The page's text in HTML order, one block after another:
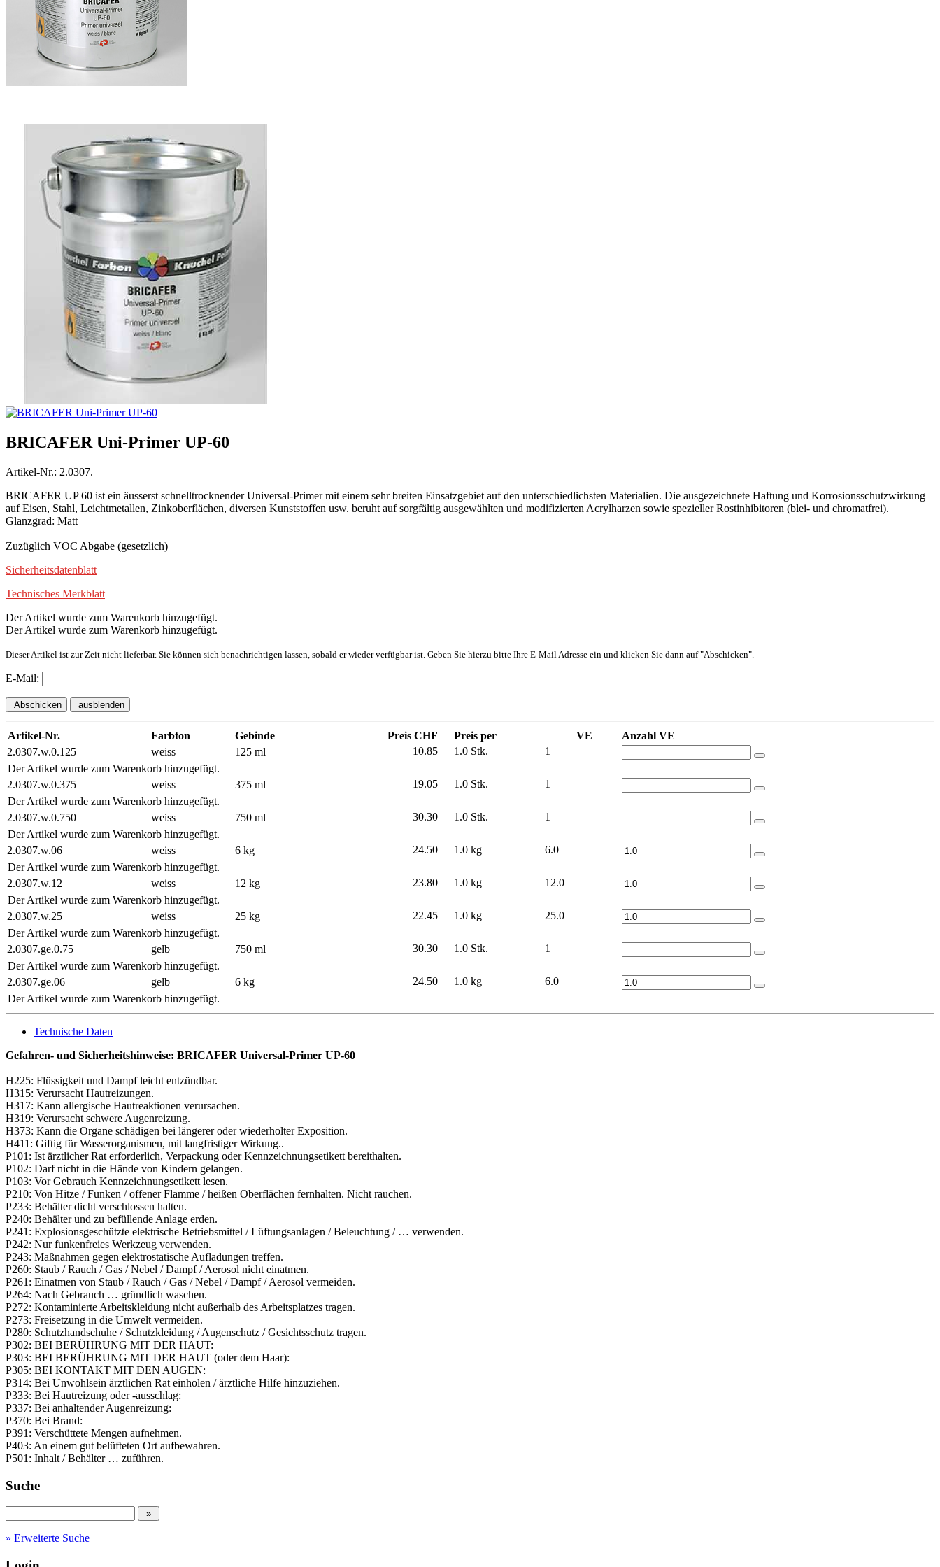
BRICAFER Uni-Primer UP-60
Artikel-Nr.: 2.0307.
BRICAFER UP 60 ist ein äusserst schnelltrocknender Universal-Primer mit einem sehr breiten Einsatzgebiet auf den unterschiedlichsten Materialien. Die ausgezeichnete Haftung und Korrosionsschutzwirkung
auf Eisen, Stahl, Leichtmetallen, Zinkoberflächen, diversen Kunststoffen usw. beruht auf sorgfältig ausgewählten und modifizierten Acrylharzen sowie spezieller Rostinhibitoren (blei- und chromatfrei).
Glanzgrad: Matt
Zuzüglich VOC Abgabe (gesetzlich)
Sicherheitsdatenblatt
Technisches Merkblatt
Der Artikel wurde zum Warenkorb hinzugefügt.
Der Artikel wurde zum Warenkorb hinzugefügt.
Dieser Artikel ist zur Zeit nicht lieferbar. Sie können sich benachrichtigen lassen, sobald er wieder verfügbar ist. Geben Sie hierzu bitte Ihre E-Mail Adresse ein und klicken Sie dann auf "Abschicken".
E-Mail:
Abschicken ausblenden
Artikel-Nr. Farbton Gebinde Preis CHF Preis per VE
Anzahl VE
2.0307.w.0.125
weiss 125 ml 10.85 1.0 Stk.
1
Der Artikel wurde zum Warenkorb hinzugefügt.
2.0307.w.0.375
weiss 375 ml 19.05 1.0 Stk.
1
Der Artikel wurde zum Warenkorb hinzugefügt.
2.0307.w.0.750
weiss 750 ml 30.30 1.0 Stk.
1
Der Artikel wurde zum Warenkorb hinzugefügt.
2.0307.w.06
weiss 6 kg 24.50 1.0 kg
6.0
Der Artikel wurde zum Warenkorb hinzugefügt.
2.0307.w.12
weiss 12 kg 23.80 1.0 kg
12.0
Der Artikel wurde zum Warenkorb hinzugefügt.
2.0307.w.25
weiss 25 kg 22.45 1.0 kg
25.0
Der Artikel wurde zum Warenkorb hinzugefügt.
2.0307.ge.0.75
gelb 750 ml 30.30 1.0 Stk.
1
Der Artikel wurde zum Warenkorb hinzugefügt.
2.0307.ge.06
gelb 6 kg 24.50 1.0 kg
6.0
Der Artikel wurde zum Warenkorb hinzugefügt.
Technische Daten
Gefahren- und Sicherheitshinweise: BRICAFER Universal-Primer UP-60
H225: Flüssigkeit und Dampf leicht entzündbar.
H315: Verursacht Hautreizungen.
H317: Kann allergische Hautreaktionen verursachen.
H319: Verursacht schwere Augenreizung.
H373: Kann die Organe schädigen bei längerer oder wiederholter Exposition.
H411: Giftig für Wasserorganismen, mit langfristiger Wirkung..
P101: Ist ärztlicher Rat erforderlich, Verpackung oder Kennzeichnungsetikett bereithalten.
P102: Darf nicht in die Hände von Kindern gelangen.
P103: Vor Gebrauch Kennzeichnungsetikett lesen.
P210: Von Hitze / Funken / offener Flamme / heißen Oberflächen fernhalten. Nicht rauchen.
P233: Behälter dicht verschlossen halten.
P240: Behälter und zu befüllende Anlage erden.
P241: Explosionsgeschützte elektrische Betriebsmittel / Lüftungsanlagen / Beleuchtung / … verwenden.
P242: Nur funkenfreies Werkzeug verwenden.
P243: Maßnahmen gegen elektrostatische Aufladungen treffen.
P260: Staub / Rauch / Gas / Nebel / Dampf / Aerosol nicht einatmen.
P261: Einatmen von Staub / Rauch / Gas / ­Nebel / Dampf / Aerosol vermeiden.
P264: Nach Gebrauch … gründlich waschen.
P272: Kontaminierte Arbeitskleidung nicht außerhalb des Arbeitsplatzes tragen.
P273: Freisetzung in die Umwelt vermeiden.
P280: Schutzhandschuhe / Schutzkleidung / Augenschutz / Gesichtsschutz tragen.
P302: BEI BERÜHRUNG MIT DER HAUT:
P303: BEI BERÜHRUNG MIT DER HAUT (oder dem Haar):
P305: BEI KONTAKT MIT DEN AUGEN:
P314: Bei Unwohlsein ärztlichen Rat einholen / ärztliche Hilfe hinzuziehen.
P333: Bei Hautreizung oder -ausschlag:
P337: Bei anhaltender Augenreizung:
P370: Bei Brand:
P391: Verschüttete Mengen aufnehmen.
P403: An einem gut belüfteten Ort aufbewahren.
P501: Inhalt / Behälter … zuführen.
Suche
» Erweiterte Suche